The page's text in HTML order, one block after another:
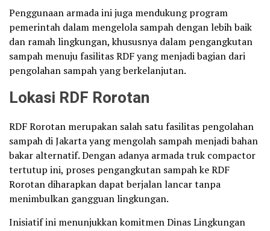
Penggunaan armada ini juga mendukung program
pemerintah dalam mengelola sampah dengan lebih baik
dan ramah lingkungan, khususnya dalam pengangkutan
sampah menuju fasilitas RDF yang menjadi bagian dari
pengolahan sampah yang berkelanjutan.
Lokasi RDF Rorotan
RDF Rorotan merupakan salah satu fasilitas pengolahan
sampah di Jakarta yang mengolah sampah menjadi bahan
bakar alternatif. Dengan adanya armada truk compactor
tertutup ini, proses pengangkutan sampah ke RDF
Rorotan diharapkan dapat berjalan lancar tanpa
menimbulkan gangguan lingkungan.
Inisiatif ini menunjukkan komitmen Dinas Lingkungan